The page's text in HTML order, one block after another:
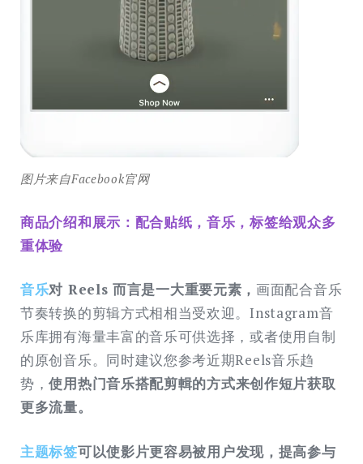
图片来自Facebook官网
商品介绍和展示：配合贴纸，音乐，标签给观众多
重体验
音乐对 Reels 而言是一大重要元素， 画面配合音乐
节奏转换的剪辑方式相相当受欢迎。Instagram音
乐库拥有海量丰富的音乐可供选择，或者使用自制
的原创音乐。同时建议您参考近期Reels音乐趋
势，使用热门音乐搭配剪輯的方式来创作短片获取
更多流量。
主题标签可以使影片更容易被用户发现，提高参与